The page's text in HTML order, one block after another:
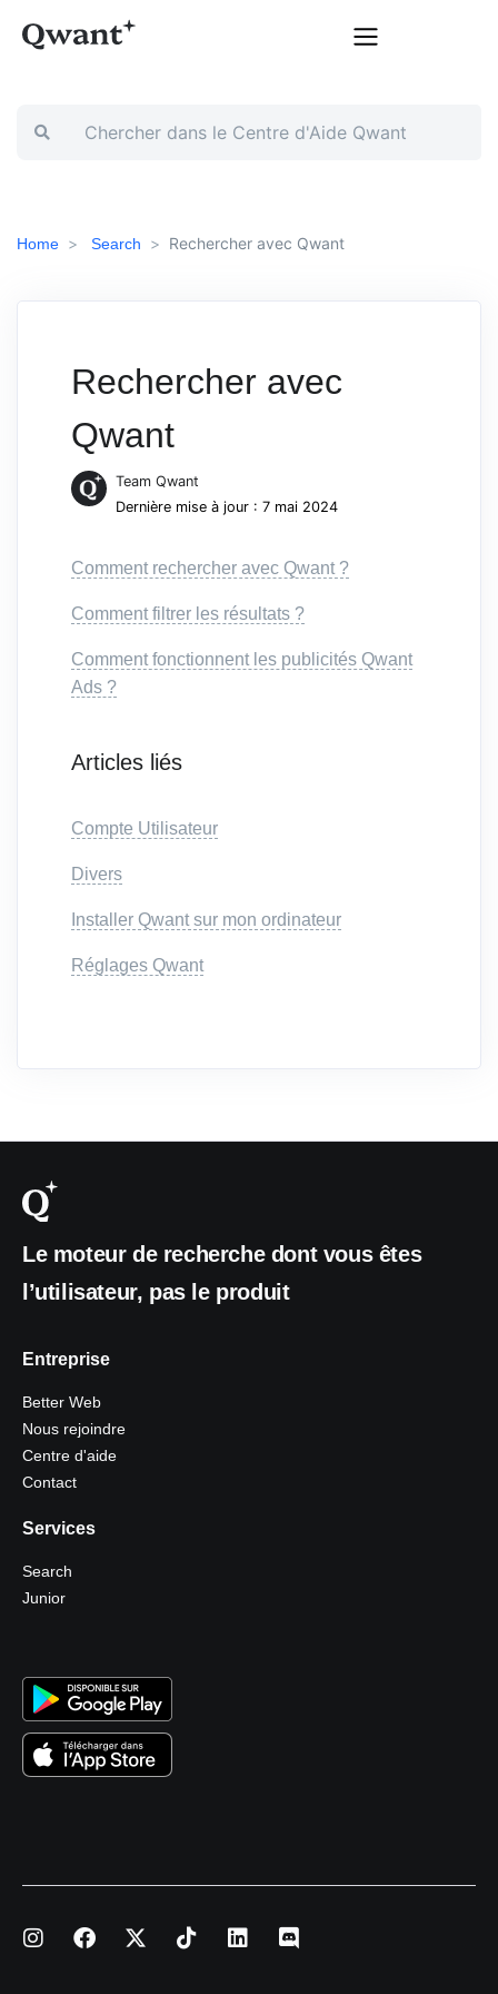
Home Search Rechercher avec Qwant
Rechercher avec
Qwant
Team Qwant
Dernière mise à jour : 7 mai 2024
Comment rechercher avec Qwant ?
Comment filtrer les résultats ?
Comment fonctionnent les publicités Qwant
Ads ?
Articles liés
Compte Utilisateur
Divers
Installer Qwant sur mon ordinateur
Réglages Qwant
Le moteur de recherche dont vous êtes
l’utilisateur, pas le produit
Entreprise
Better Web
Nous rejoindre
Centre d'aide
Contact
Services
Search
Junior